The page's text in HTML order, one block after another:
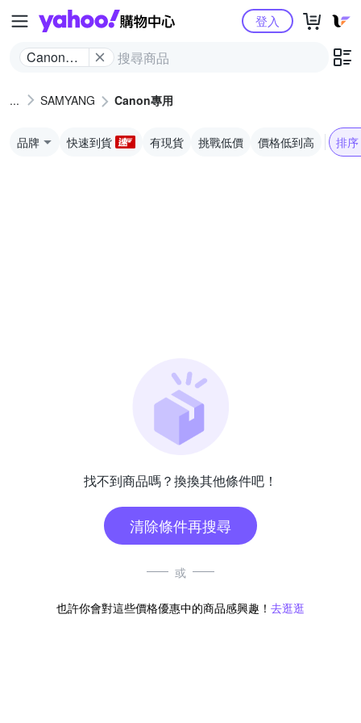
Yahoo購物中心
Canon專
登入
SAMYANG Canon專用
品牌 快速到貨 有現貨 挑戰低價 價格低到高 排序
找不到商品嗎？換換其他條件吧！
清除條件再搜尋
或
也許你會對這些價格優惠中的商品感興趣！ 去逛逛